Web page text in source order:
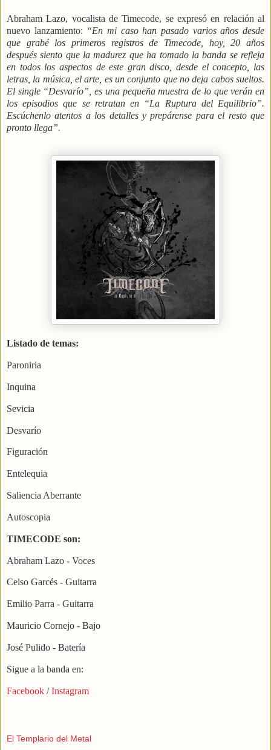
Abraham Lazo, vocalista de Timecode, se expresó en relación al
nuevo lanzamiento: “En mi caso han pasado varios años desde
que grabé los primeros registros de Timecode, hoy, 20 años
después siento que la madurez que ha tomado la banda se refleja
en todos los aspectos de este gran disco, desde el concepto, las
letras, la música, el arte, es un conjunto que no deja cabos sueltos.
El single “Desvarío”, es una pequeña muestra de lo que verán en
los episodios que se retratan en “La Ruptura del Equilibrio”.
Escúchenlo atentos a los detalles y prepárense para el resto que
pronto llega”.
Listado de temas:
Paroniria
Inquina
Sevicia
Desvarío
Figuración
Entelequia
Saliencia Aberrante
Autoscopia
TIMECODE son:
Abraham Lazo - Voces
Celso Garcés - Guitarra
Emilio Parra - Guitarra
Mauricio Cornejo - Bajo
José Pulido - Batería
Sigue a la banda en:
Facebook /Instagram
El Templario del Metal